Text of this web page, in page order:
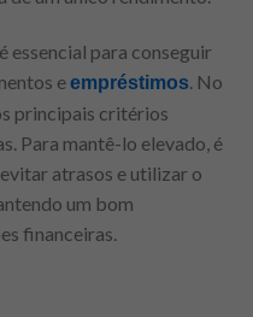
essencial para conseguir
eempréstimos . No
principais critérios
Para mantê-lo elevado, é
atrasos e utilizar o
um bom
financeiras.